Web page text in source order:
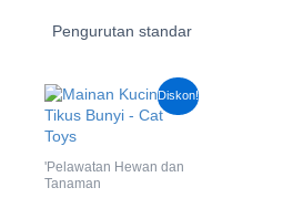
Diskon!
'Pelawatan Hewan dan
Tanaman
Harga
aslinya
adalah:
Harga
saat
Rp0.